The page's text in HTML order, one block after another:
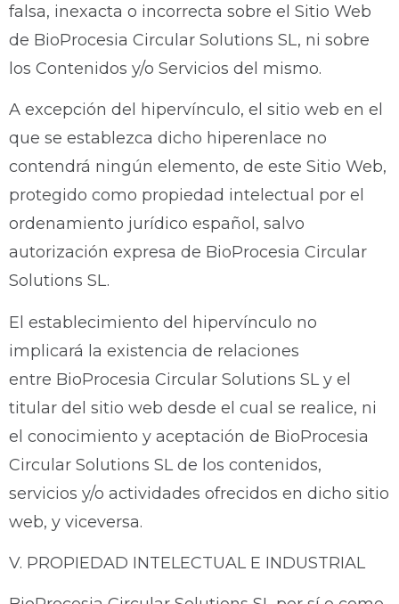
falsa, inexacta o incorrecta sobre el Sitio Web
de BioProcesia Circular Solutions SL, ni sobre
los Contenidos y/o Servicios del mismo.
A excepción del hipervínculo, el sitio web en el
que se establezca dicho hiperenlace no
contendrá ningún elemento, de este Sitio Web,
protegido como propiedad intelectual por el
ordenamiento jurídico español, salvo
autorización expresa de BioProcesia Circular
Solutions SL.
El establecimiento del hipervínculo no
implicará la existencia de relaciones
entre BioProcesia Circular Solutions SL y el
titular del sitio web desde el cual se realice, ni
el conocimiento y aceptación de BioProcesia
Circular Solutions SL de los contenidos,
servicios y/o actividades ofrecidos en dicho sitio
web, y viceversa.
V. PROPIEDAD INTELECTUAL E INDUSTRIAL